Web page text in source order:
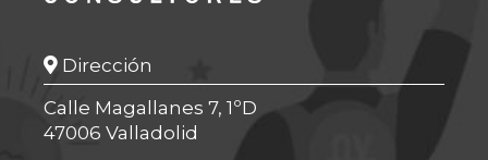
Dirección
Calle Magallanes 7, 1ºD
47006 Valladolid